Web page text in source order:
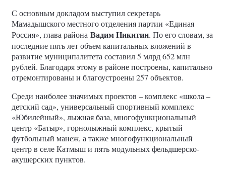
С основным докладом выступил секретарь
Мамадышского местного отделения партии «Единая
Россия», глава района Вадим Никитин. По его словам, за
последние пять лет объем капитальных вложений в
развитие муниципалитета составил 5 млрд 652 млн
рублей. Благодаря этому в районе построены, капитально
отремонтированы и благоустроены 257 объектов.
Среди наиболее значимых проектов – комплекс «школа –
детский сад», универсальный спортивный комплекс
«Юбилейный», лыжная база, многофункциональный
центр «Батыр», горнолыжный комплекс, крытый
футбольный манеж, а также многофункциональный
центр в селе Катмыш и пять модульных фельдшерско-
акушерских пунктов.